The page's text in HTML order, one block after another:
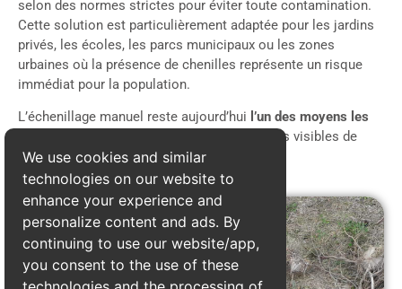
selon des normes strictes pour éviter toute contamination.
Cette solution est particulièrement adaptée pour les jardins
privés, les écoles, les parcs municipaux ou les zones
urbaines où la présence de chenilles représente un risque
immédiat pour la population.
L’échenillage manuel reste aujourd’hui l’un des moyens les
pour éliminer rapidement les foyers visibles de
chenilles processionnaires.
We use cookies and similar
technologies on our website to
enhance your experience and
personalize content and ads. By
continuing to use our website/app,
you consent to the use of these